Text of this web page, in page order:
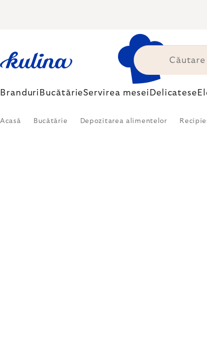
Branduri BucătărieServirea mesei Delicatese
Acasă Bucătărie Depozitarea alimentelor